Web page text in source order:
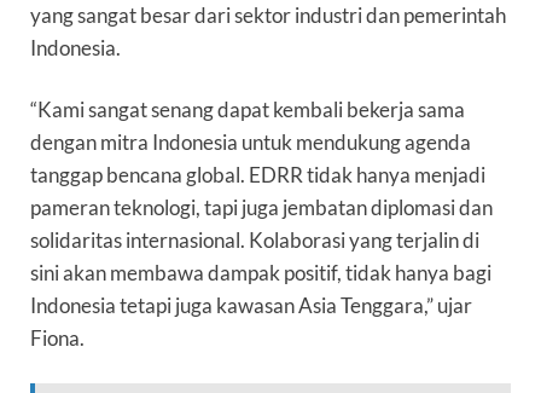
yang sangat besar dari sektor industri dan pemerintah
Indonesia.
“Kami sangat senang dapat kembali bekerja sama
dengan mitra Indonesia untuk mendukung agenda
tanggap bencana global. EDRR tidak hanya menjadi
pameran teknologi, tapi juga jembatan diplomasi dan
solidaritas internasional. Kolaborasi yang terjalin di
sini akan membawa dampak positif, tidak hanya bagi
Indonesia tetapi juga kawasan Asia Tenggara,” ujar
Fiona.